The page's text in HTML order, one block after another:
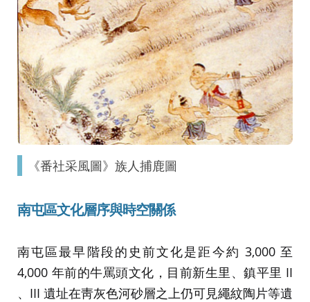
《番社采風圖》族人捕鹿圖
南屯區文化層序與時空關係
南屯區最早階段的史前文化是距今約 3,000 至
4,000 年前的牛罵頭文化，目前新生里、鎮平里 II
、III 遺址在靑灰色河砂層之上仍可見繩紋陶片等遺